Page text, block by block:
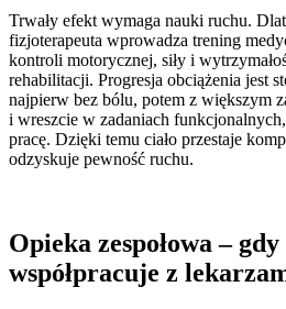
Trwały efekt wymaga nauki ruchu.
fizjoterapeuta wprowadza trening
kontroli motorycznej, siły i
rehabilitacji. Progresja obciążenia jest
najpierw bez bólu, potem z większym
i wreszcie w zadaniach
pracę. Dzięki temu ciało przestaje
odzyskuje pewność ruchu.
Opieka zespołowa –
współpracuje z